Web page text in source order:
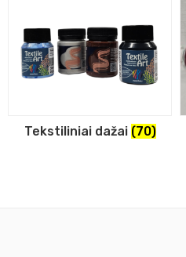
Tekstiliniai dažai (70)